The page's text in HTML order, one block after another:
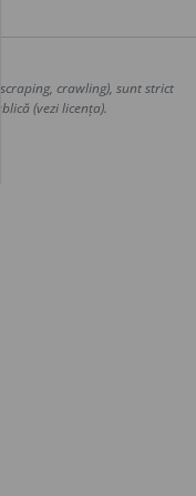
crawling), sunt strict
(vezi licența).